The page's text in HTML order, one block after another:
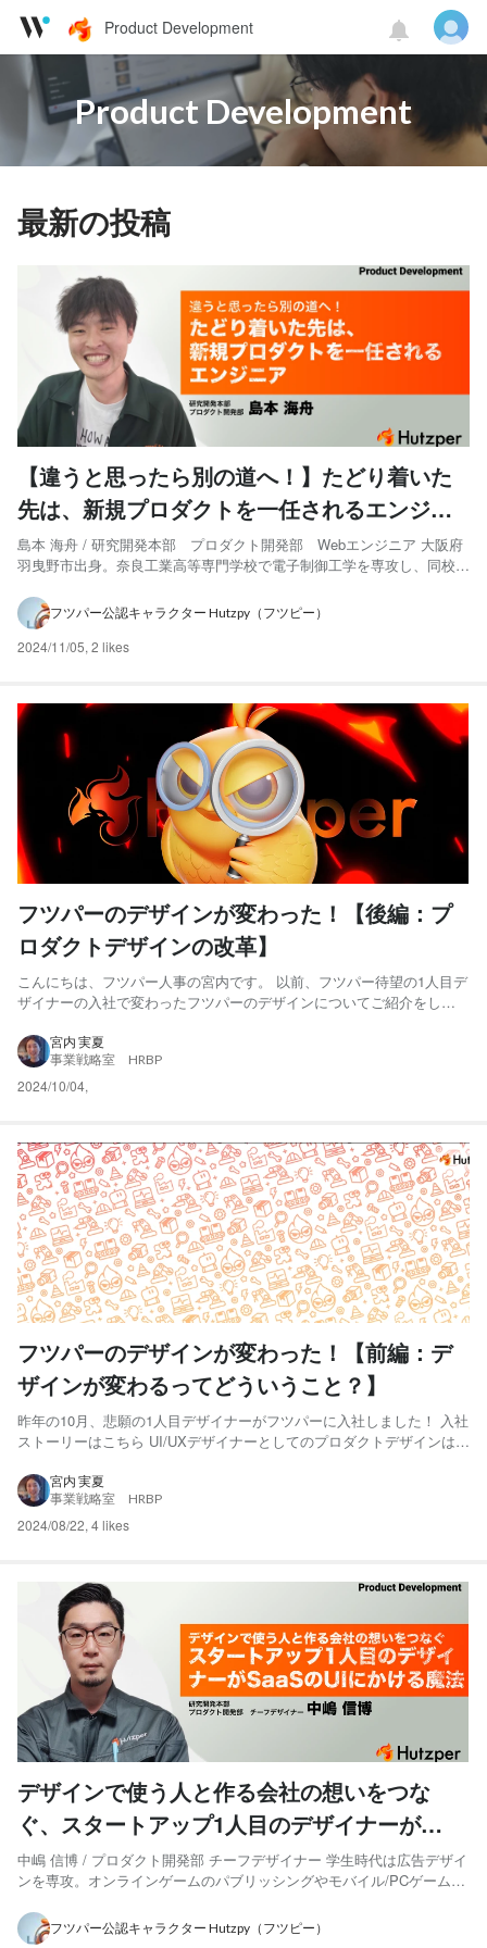
Product Development
Product Development
最新の投稿
【違うと思ったら別の道へ！】たどり着いた
先は、新規プロダクトを一任されるエンジニ
ア
島本 海舟 / 研究開発本部 プロダクト開発部 Webエンジニア 大阪府
羽曳野市出身。奈良工業高等専門学校で電子制御工学を専攻し、同校卒
Marketingを卒業し、3年ほどエンジニアとしてPOSシステムやCRMの
開発に携わる...
フツパー公認キャラクター Hutzpy（フツピー）
2024/11/05, 2 likes
フツパーのデザインが変わった！【後編：プ
ロダクトデザインの改革】
こんにちは、フツパー人事の宮内です。 以前、フツパー待望の1人目デ
ザイナーの入社で変わったフツパーのデザインについてご紹介をしま
ういう視点で変えたのか？どうやってデザインを構築していったの
か？どういうことを想定してデザインに反映させるのか？といっ...
宮内 実夏
事業戦略室 HRBP
2024/10/04,
フツパーのデザインが変わった！【前編：デ
ザインが変わるってどういうこと？】
昨年の10月、悲願の1人目デザイナーがフツパーに入社しました！ 入社
ストーリーはこちら UI/UXデザイナーとしてのプロダクトデザインはも
で、会社としてのデザインに対する姿勢が大きく変わったことを実感し
ています。 今回は、第一弾として、デザインがどう...
宮内 実夏
事業戦略室 HRBP
2024/08/22, 4 likes
デザインで使う人と作る会社の想いをつな
ぐ、スタートアップ1人目のデザイナーが
SaaSのUIにかける魔法
中嶋 信博 / プロダクト開発部 チーフデザイナー 学生時代は広告デザイ
ンを専攻。オンラインゲームのパブリッシングやモバイル/PCゲームの
る傍ら、継続して広告、Webプロモーションに関係するクリエイティ
ブ制作にも携わる。直近では管理職としてデザイナー...
フツパー公認キャラクター Hutzpy（フツピー）